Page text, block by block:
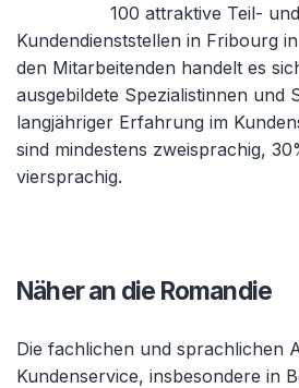
100 attraktive Teil-
Kundendienststellen in Fribourg
den Mitarbeitenden handelt es
ausgebildete Spezialistinnen und
langjähriger Erfahrung im
sind mindestens zweisprachig,
viersprachig.
Näher an die Romandie
Die fachlichen und sprachlichen
Kundenservice, insbesondere in